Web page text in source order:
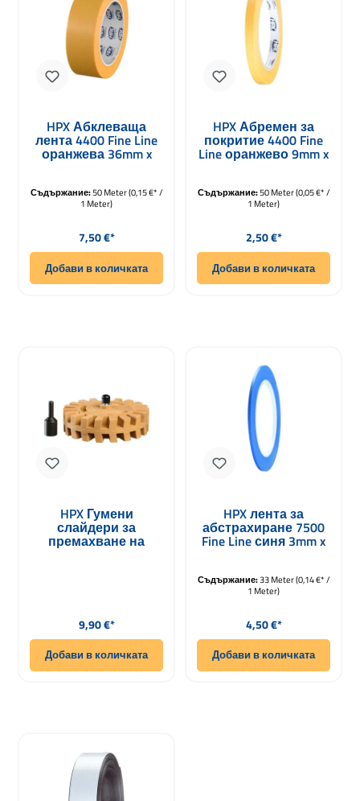
HPX Абклеваща
лента 4400 Fine Line
оранжева 36mm x
Съдържание:50 Meter(0,15 €* /
1 Meter)
Редовна цена:
7,50 €*
Добави в количката
HPX Абремен за
покритие 4400 Fine
Line оранжево 9mm x
Съдържание:50 Meter(0,05 €* /
1 Meter)
Редовна цена:
2,50 €*
Добави в количката
HPX Гумени
слайдери за
премахване на
ленти и рисунки
Редовна цена:
9,90 €*
Добави в количката
HPX лента за
абстрахиране 7500
Fine Line синя 3mm x
Съдържание:33 Meter(0,14 €* /
1 Meter)
Редовна цена:
4,50 €*
Добави в количката